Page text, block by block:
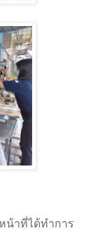
น้าที่ได้ทำการ